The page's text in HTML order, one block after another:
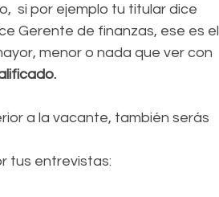
si por ejemplo tu titular dice
Gerente de finanzas, ese es el
menor o nada que ver con
a la vacante, también serás
tus entrevistas: